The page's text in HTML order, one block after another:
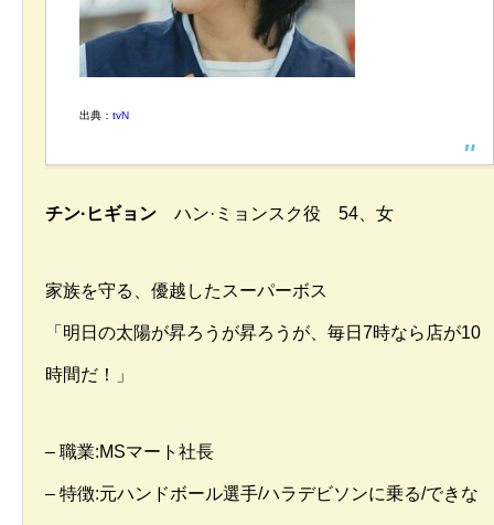
出典： tvN
チン·ヒギョン ハン·ミョンスク役 54、女
家族を守る、優越したスーパーボス
「明日の太陽が昇ろうが昇ろうが、毎日7時なら店が10
時間だ！」
– 職業:MSマート社長
– 特徴:元ハンドボール選手/ハラデビソンに乗る/できな